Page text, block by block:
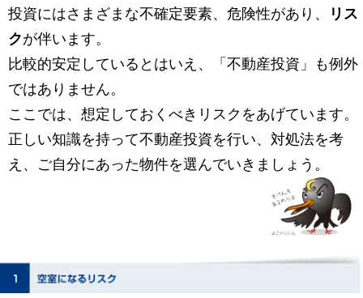
投資にはさまざまな不確定要素、危険性があり、
リス
クが伴います。
比較的安定しているとはいえ、「不動産投資」も例外
ではありません。
ここでは、想定しておくべきリスクをあげています。
正しい知識を持って不動産投資を行い、対処法を考
え、ご自分にあった物件を選んでいきましょう。